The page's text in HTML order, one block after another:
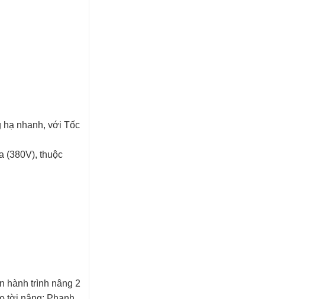
hạ nhanh, với Tốc
(380V), thuộc
hành trình nâng 2